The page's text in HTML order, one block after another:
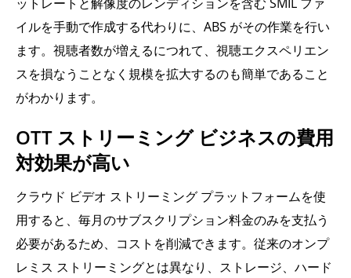
イルを手動で作成する代わりに、ABS がその作業を行い
ます。視聴者数が増えるにつれて、視聴エクスペリエン
スを損なうことなく規模を拡大するのも簡単であること
がわかります。
OTT ストリーミング ビジネスの費用
対効果が高い
クラウド ビデオ ストリーミング プラットフォームを使
用すると、毎月のサブスクリプション料金のみを支払う
必要があるため、コストを削減できます。従来のオンプ
レミス ストリーミングとは異なり、ストレージ、ハード